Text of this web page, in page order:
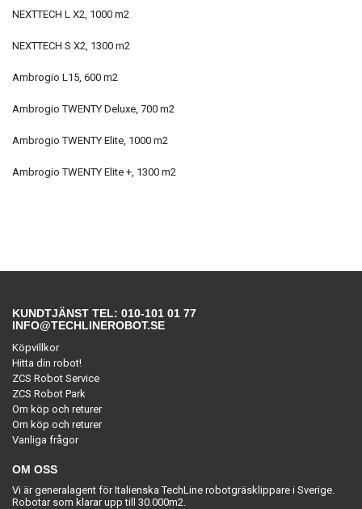
NEXTTECH L X2, 1000 m2
NEXTTECH S X2, 1300 m2
Ambrogio L15, 600 m2
Ambrogio TWENTY Deluxe, 700 m2
Ambrogio TWENTY Elite, 1000 m2
Ambrogio TWENTY Elite +, 1300 m2
KUNDTJÄNST TEL: 010-101 01 77
INFO@TECHLINEROBOT.SE
Köpvillkor
Hitta din robot!
ZCS Robot Service
ZCS Robot Park
Om köp och returer
Om köp och returer
Vanliga frågor
OM OSS
Vi är generalagent för Italienska TechLine robotgräsklippare i Sverige.
Robotar som klarar upp till 30.000m2.